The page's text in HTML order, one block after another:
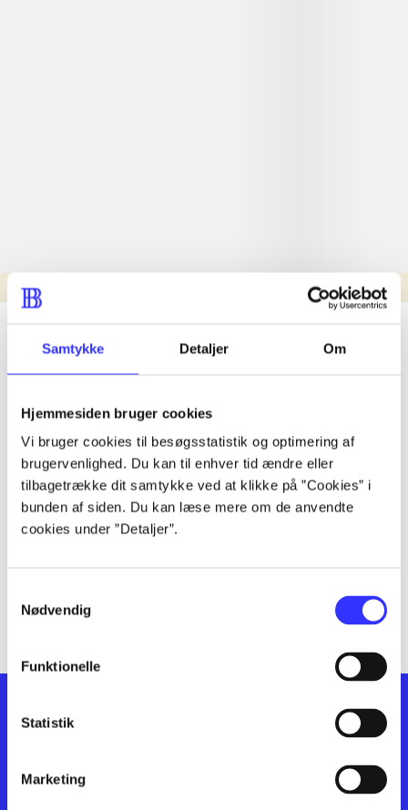
Samtykke Detaljer Om
Hjemmesiden bruger cookies
Vi bruger cookies til besøgsstatistik og optimering af
brugervenlighed. Du kan til enhver tid ændre eller
tilbagetrække dit samtykke ved at klikke på ”Cookies” i
bunden af siden. Du kan læse mere om de anvendte
cookies under ”Detaljer”.
Nødvendig
Funktionelle
Statistik
Marketing
Nyhed
lorem ipsum dolor sit amet ...
lorem ipsum dolor sit amet ...
lorem ipsum dolor sit amet ...
lorem ipsum dolor sit amet ...
lorem ipsum dolor sit amet ...
lorem ipsum dolor sit amet ...
lorem ipsum dolor sit amet ...